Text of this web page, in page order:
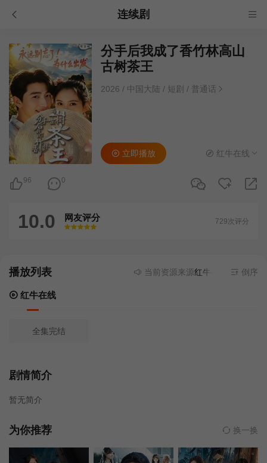
连续剧
分手后我成了香竹林高山
古树茶王
2026 / 中国大陆 / 短剧 / 普通话
96 0
立即播放 红牛在线
10.0 网友评分
很差
较差还行推荐力荐
729次评分
播放列表 当前资源来源红牛在线 - 无需安装
倒序
红牛在线
全集完结
剧情简介
暂无简介
为你推荐 换一换